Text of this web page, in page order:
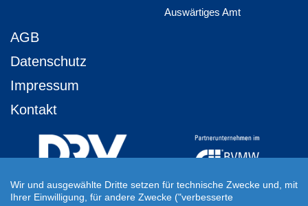
Auswärtiges Amt
AGB
Datenschutz
Impressum
Kontakt
Wir und ausgewählte Dritte setzen für technische Zwecke und, mit
Ihrer Einwilligung, für andere Zwecke ("verbesserte